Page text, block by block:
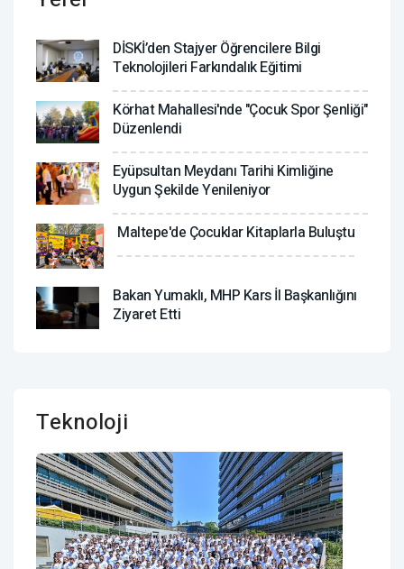
DİSKİ’den Stajyer Öğrencilere Bilgi
Teknolojileri Farkındalık Eğitimi
Körhat Mahallesi'nde "Çocuk Spor Şenliği"
Düzenlendi
Eyüpsultan Meydanı Tarihi Kimliğine
Uygun Şekilde Yenileniyor
Maltepe'de Çocuklar Kitaplarla Buluştu
Bakan Yumaklı, MHP Kars İl Başkanlığını
Ziyaret Etti
Teknoloji